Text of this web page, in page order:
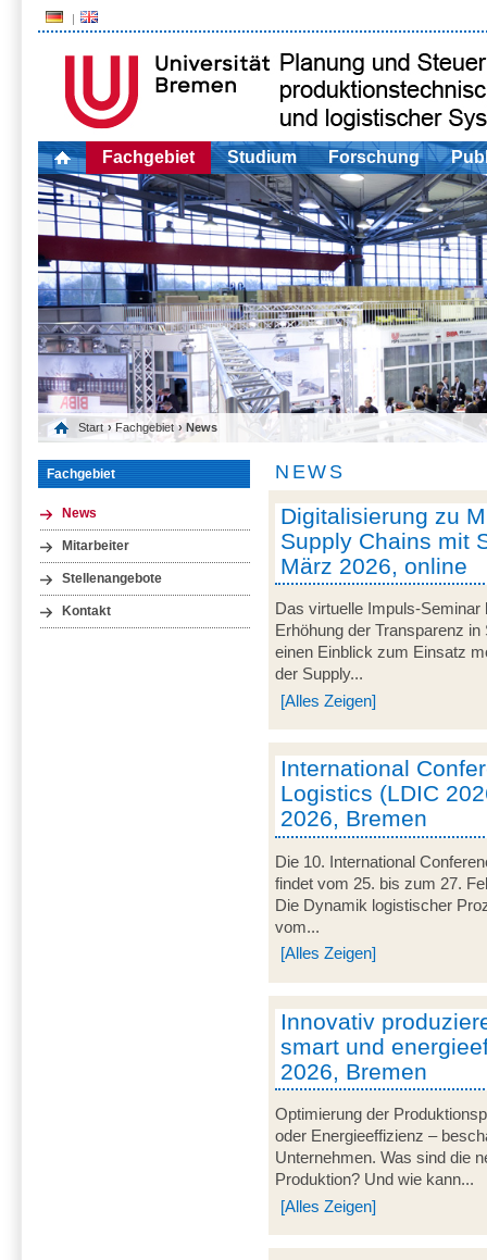
Fachgebiet Studium Forschung
Start › Fachgebiet › News
Fachgebiet
News
Mitarbeiter
Stellenangebote
Kontakt
NEWS
Digitalisierung zu
Supply Chains mit
März 2026, online
Das virtuelle Impuls-Seminar
Erhöhung der Transparenz
einen Einblick zum Einsatz
der Supply...
[Alles Zeigen]
International
Logistics (LDIC
2026, Bremen
Die 10. International
findet vom 25. bis zum 27.
Die Dynamik logistischer
vom...
[Alles Zeigen]
Innovativ
smart und
2026, Bremen
Optimierung der
oder Energieeffizienz –
Unternehmen. Was sind die
Produktion? Und wie kann...
[Alles Zeigen]